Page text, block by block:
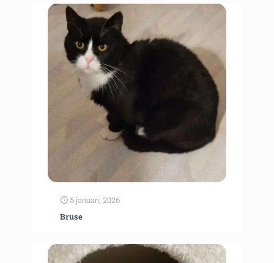
5 januari, 2026
Bruse